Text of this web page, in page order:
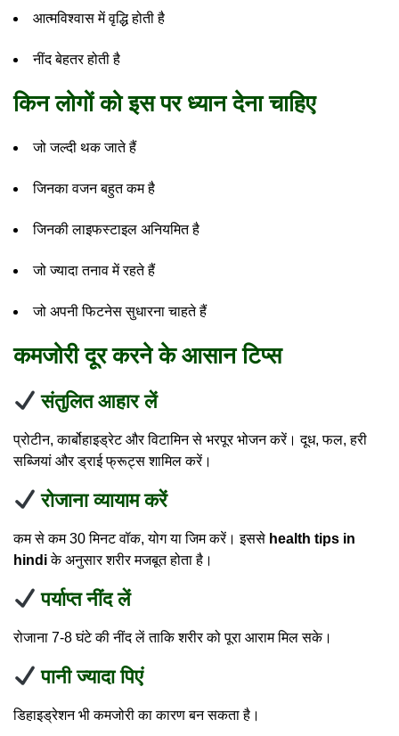
आत्मविश्वास में वृद्धि होती है
नींद बेहतर होती है
किन लोगों को इस पर ध्यान देना चाहिए
जो जल्दी थक जाते हैं
जिनका वजन बहुत कम है
जिनकी लाइफस्टाइल अनियमित है
जो ज्यादा तनाव में रहते हैं
जो अपनी फिटनेस सुधारना चाहते हैं
कमजोरी दूर करने के आसान टिप्स
संतुलित आहार लें
प्रोटीन, कार्बोहाइड्रेट और विटामिन से भरपूर भोजन करें। दूध, फल, हरी
सब्जियां और ड्राई फ्रूट्स शामिल करें।
रोजाना व्यायाम करें
कम से कम 30 मिनट वॉक, योग या जिम करें। इससे health tips in
hindiके अनुसार शरीर मजबूत होता है।
पर्याप्त नींद लें
रोजाना 7-8 घंटे की नींद लें ताकि शरीर को पूरा आराम मिल सके।
पानी ज्यादा पिएं
डिहाइड्रेशन भी कमजोरी का कारण बन सकता है।